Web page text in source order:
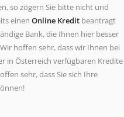
so zögern Sie bitte nicht und
einen Online Kredit beantragt
Bank, die Ihnen hier besser
hoffen sehr, dass wir Ihnen bei
in Österreich verfügbaren Kredite
sehr, dass Sie sich Ihre